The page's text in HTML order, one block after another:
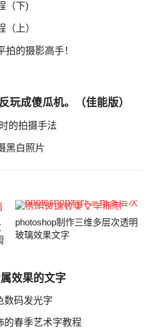
（下)
上）
的摄影高手！
玩成傻瓜机。（佳能版）
的拍摄手法
黑白照片
photoshop制作三维多层次透明
玻璃效果文字
效果的文字
数码发光字
的春季艺术字教程